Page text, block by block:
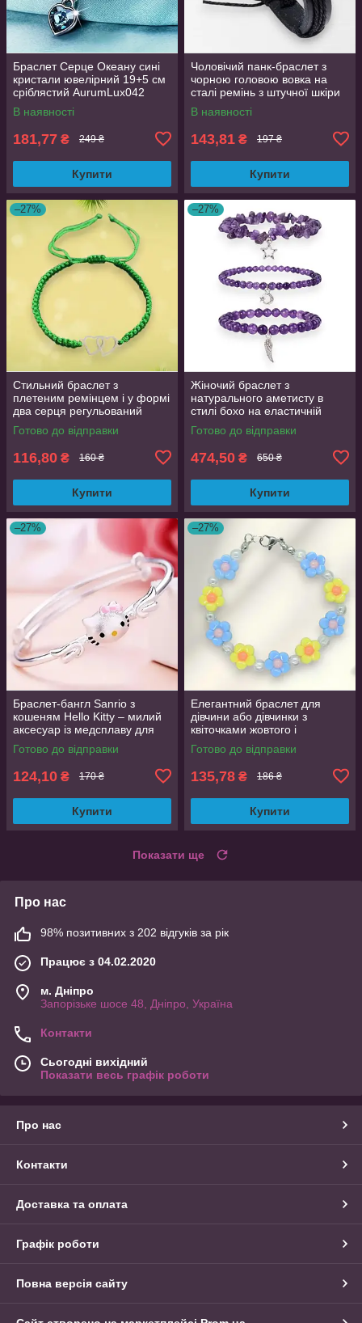
Браслет Серце Океану сині
кристали ювелірний 19+5 см
сріблястий AurumLux042
В наявності
181,77 ₴ 249 ₴
Купити
Чоловічий панк-браслет з
чорною головою вовка на
сталі ремінь з штучної шкіри
ручної роботи HUANMIN
чорний AurumLux4068
В наявності
143,81 ₴ 197 ₴
Купити
–27%
Стильний браслет з
плетеним ремінцем і у формі
два серця регульований
браслет з нержавіючої сталі
Зелений
Готово до відправки
116,80 ₴ 160 ₴
Купити
–27%
Жіночий браслет з
натурального аметисту в
стилі бохо на еластичній
основі з металевою підвіскою
Готово до відправки
474,50 ₴ 650 ₴
Купити
–27%
Браслет-бангл Sanrio з
кошеням Hello Kitty – милий
аксесуар із медсплаву для
дівчат, 6 см діаметр
Готово до відправки
124,10 ₴ 170 ₴
Купити
–27%
Елегантний браслет для
дівчини або дівчинки з
квіточками жовтого і
блакитного кольорів, яскраві
намистинки, сріблястий
Готово до відправки
135,78 ₴ 186 ₴
Купити
Показати ще
Про нас
98% позитивних з 202 відгуків за рік
Працює з 04.02.2020
м. Дніпро
Запорізьке шосе 48, Дніпро, Україна
Контакти
Сьогодні вихідний
Показати весь графік роботи
Про нас
Контакти
Доставка та оплата
Графік роботи
Повна версія сайту